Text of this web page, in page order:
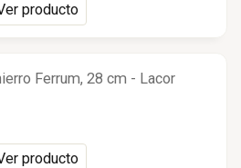
producto
Ferrum, 28 cm - Lacor
producto